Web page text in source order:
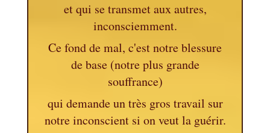
et qui se transmet aux autres,
inconsciemment.
Ce fond de mal, c'est notre blessure
de base (notre plus grande
souffrance)
qui demande un très gros travail sur
notre inconscient si on veut la guérir.